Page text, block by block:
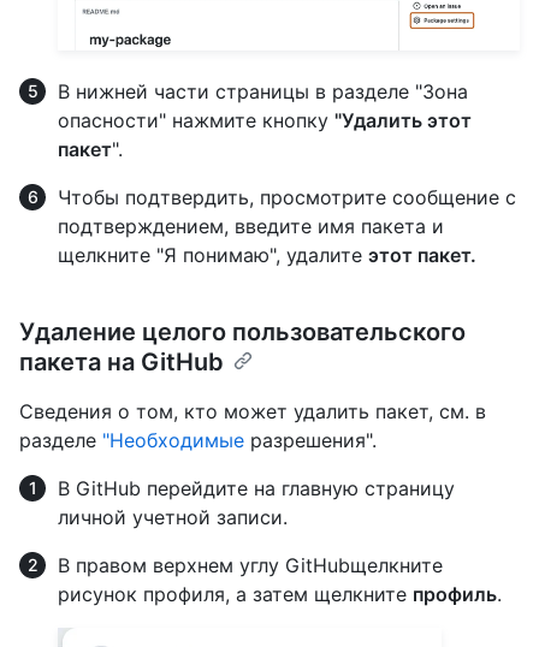
В нижней части страницы в разделе "Зона
опасности" нажмите кнопку "Удалить этот
пакет".
Чтобы подтвердить, просмотрите сообщение с
подтверждением, введите имя пакета и
щелкните "Я понимаю", удалите этот пакет.
Удаление целого пользовательского
пакета на GitHub
Сведения о том, кто может удалить пакет, см. в
разделе "Необходимые разрешения".
В GitHub перейдите на главную страницу
личной учетной записи.
В правом верхнем углу GitHubщелкните
рисунок профиля, а затем щелкните профиль.